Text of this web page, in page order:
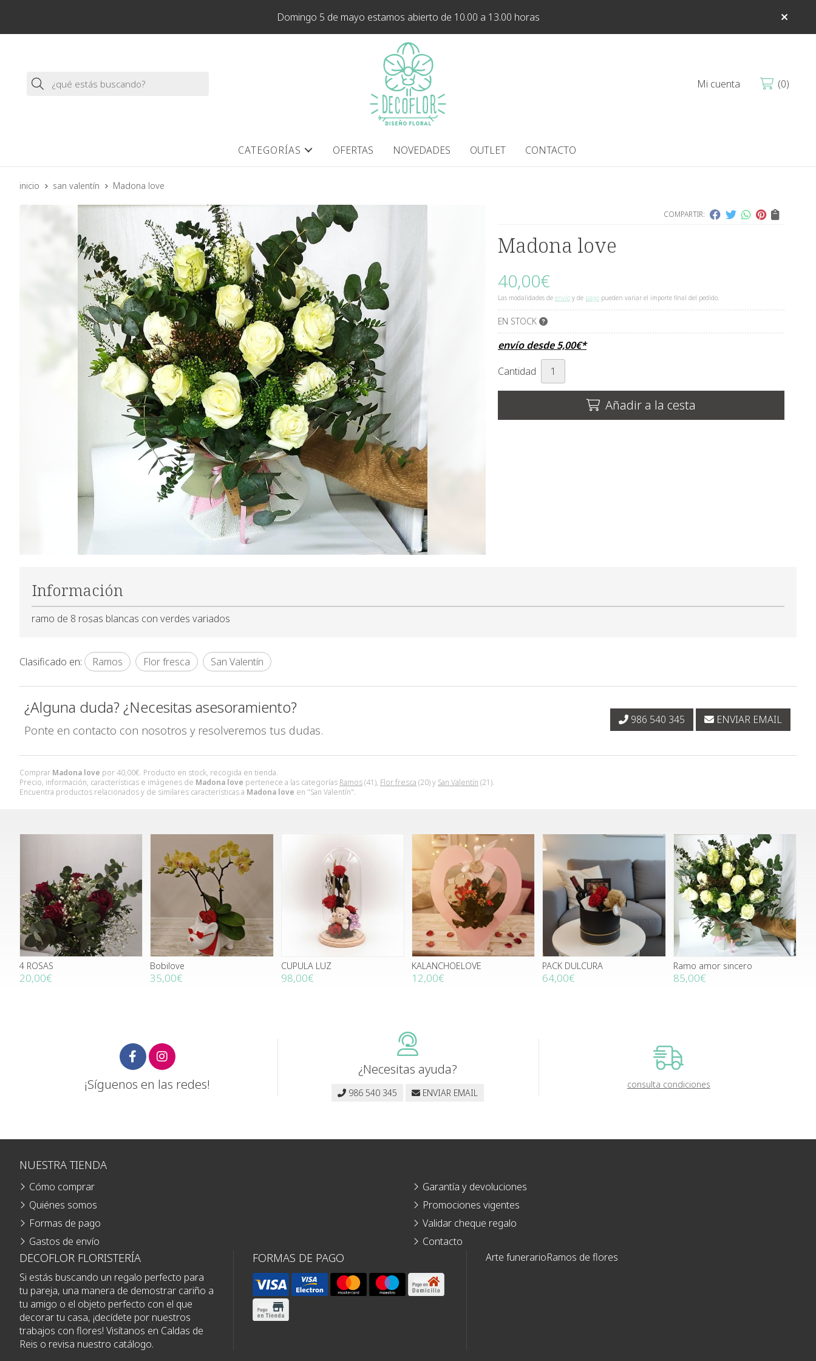
Domingo 5 de mayo estamos abierto de 10.00 a 13.00 horas
Buscar Mi cuenta 0
CATEGORÍAS OFERTAS NOVEDADES OUTLET CONTACTO
inicio san valentín Madona love
COMPARTIR:
Madona love
40,00€
Las modalidades de envío y de pago pueden variar el importe final del pedido.
EN STOCK
envío desde5,00€*
Cantidad
Añadir a la cesta
Comprar Madona love por40,00€. Producto en stock, recogida en tienda.
Precio, información, características e imágenes de Madona love pertenece a las categorías Ramos(41), Flor fresca (20) y San Valentín (21).
Encuentra productos relacionados y de similares características a Madona love en "San Valentín".
Información
ramo de 8 rosas blancas con verdes variados
Clasificado en: Ramos Flor fresca San Valentín
¿Alguna duda? ¿Necesitas asesoramiento?
Ponte en contacto con nosotros y resolveremos tus dudas.
986 540 345 ENVIAR EMAIL
4 ROSAS
20,00€
Bobilove
35,00€
CUPULA LUZ
98,00€
KALANCHOELOVE
12,00€
PACK DULCURA
64,00€
Ramo amor sincero
85,00€
¡Síguenos en las redes!
¿Necesitas ayuda?
986 540 345 ENVIAR EMAIL
consulta condiciones
DECOFLOR FLORISTERÍA
Si estás buscando un regalo perfecto para
tu pareja, una manera de demostrar cariño a
tu amigo o el objeto perfecto con el que
decorar tu casa, ¡decídete por nuestros
trabajos con flores! Visítanos en Caldas de
Reis o revisa nuestro catálogo.
FORMAS DE PAGO
NUESTRA TIENDA
Cómo comprar
Quiénes somos
Formas de pago
Gastos de envío
Garantía y devoluciones
Promociones vigentes
Validar cheque regalo
Contacto
Arte funerarioRamos de flores